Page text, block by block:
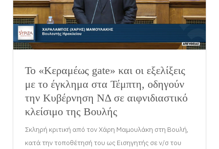
Το «Κεραμέως gate» και οι εξελίξεις
με το έγκλημα στα Τέμπτη, οδηγούν
την Κυβέρνηση ΝΔ σε αιφνιδιαστικό
κλείσιμο της Βουλής
Σκληρή κριτική από τον Χάρη Μαμουλάκη στη Βουλή,
κατά την τοποθέτησή του ως Εισηγητής σε ν/σ του